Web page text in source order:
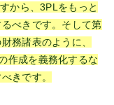
から、3PLをもっと
べきです。そして第
務諸表のように、
作成を義務化するな
きです。